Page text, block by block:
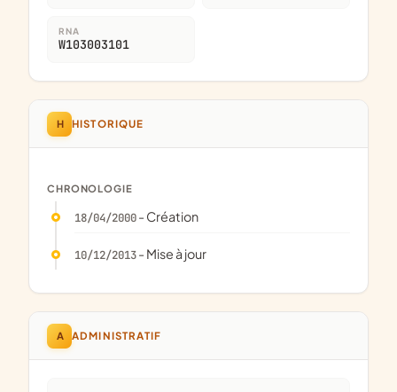
RNA
W103003101
H HISTORIQUE
CHRONOLOGIE
18/04/2000- Création
10/12/2013- Mise à jour
A ADMINISTRATIF